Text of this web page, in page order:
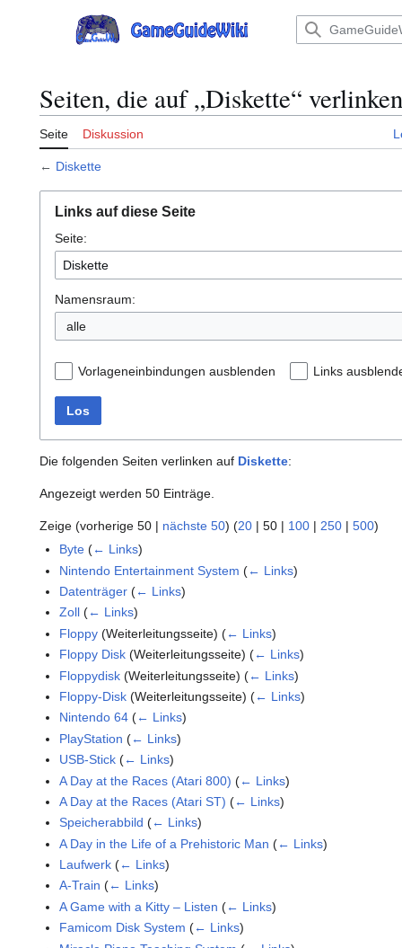
Hauptmenü
Seiten, die auf „Diskette“ verlinken
Seite Diskussion
← Diskette
Links auf diese Seite
Seite:
Namensraum:
Vorlageneinbindungen ausblenden Links
Los
Die folgenden Seiten verlinken auf Diskette:
Angezeigt werden 50 Einträge.
Zeige (vorherige 50 | nächste 50) (20 | 50 | 100 | 250 | 500)
Byte (← Links)
Nintendo Entertainment System (← Links)
Datenträger (← Links)
Zoll (← Links)
Floppy (Weiterleitungsseite)(← Links)
Floppy Disk (Weiterleitungsseite)(← Links)
Floppydisk (Weiterleitungsseite)(← Links)
Floppy-Disk (Weiterleitungsseite)(← Links)
Nintendo 64 (← Links)
PlayStation (← Links)
USB-Stick (← Links)
A Day at the Races (Atari 800) (← Links)
A Day at the Races (Atari ST) (← Links)
Speicherabbild (← Links)
A Day in the Life of a Prehistoric Man (← Links)
Laufwerk (← Links)
A-Train (← Links)
A Game with a Kitty – Listen (← Links)
Famicom Disk System (← Links)